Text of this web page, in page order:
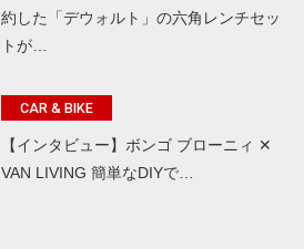
約した「デウォルト」の六角レンチセッ
トが…
CAR & BIKE
【インタビュー】ボンゴ ブローニィ ✕
VAN LIVING 簡単なDIYで…